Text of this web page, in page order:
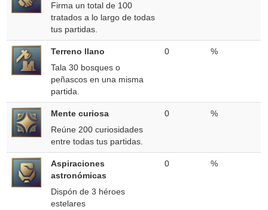
Firma un total de 100
tratados a lo largo de todas
tus partidas.
Terreno llano
Tala 30 bosques o
peñascos en una misma
partida.
0 %
Mente curiosa
Reúne 200 curiosidades
entre todas tus partidas.
0 %
Aspiraciones
astronómicas
Dispón de 3 héroes
estelares
0 %